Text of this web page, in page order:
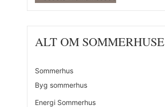
ALT OM SOMMERHUSE
Sommerhus
Byg sommerhus
Energi Sommerhus